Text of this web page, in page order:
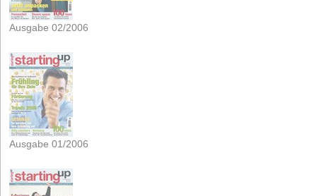
Ausgabe 02/2006
Ausgabe 01/2006